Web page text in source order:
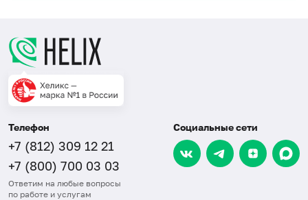
Телефон
+7 (812) 309 12 21
+7 (800) 700 03 03
Ответим на любые вопросы
по работе и услугам
Социальные сети